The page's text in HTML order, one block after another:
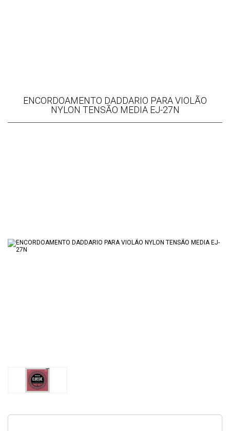
ENCORDOAMENTO DADDARIO PARA VIOLÃO
NYLON TENSÃO MEDIA EJ-27N